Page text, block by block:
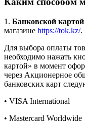
1. Банковской картой
магазине https://tok.kz/.
Для выбора оплаты
необходимо нажать
картой» в момент
через Акционерное
банковских карт
• VISA International
• Mastercard Worldwide